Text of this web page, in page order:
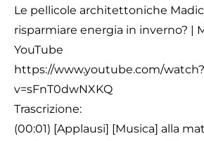
Le pellicole architettoniche
risparmiare energia in inverno? |
YouTube
https://www.youtube.com/watch?
v=sFnT0dwNXKQ
Trascrizione:
(00:01) [Applausi] [Musica] alla